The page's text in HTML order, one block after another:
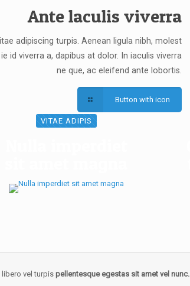
Ante laculis viverra
adipiscing turpis. Aenean ligula nibh, molest
ie id viverra a, dapibus at dolor. In iaculis viverra
ne que, ac eleifend ante lobortis.
Button with icon
VITAE ADIPIS
libero vel turpis pellentesque egestas sit amet vel nunc.